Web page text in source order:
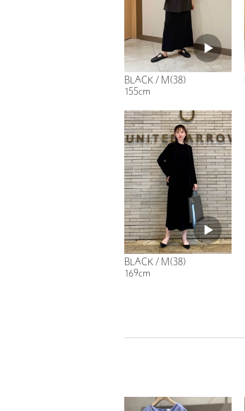
BLACK / M(38)
155cm
BLACK / M(38)
169cm